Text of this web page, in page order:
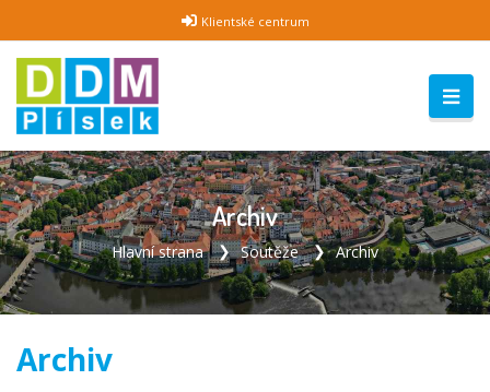
Klientské centrum
Archiv
Hlavní strana Soutěže Archiv
Archiv